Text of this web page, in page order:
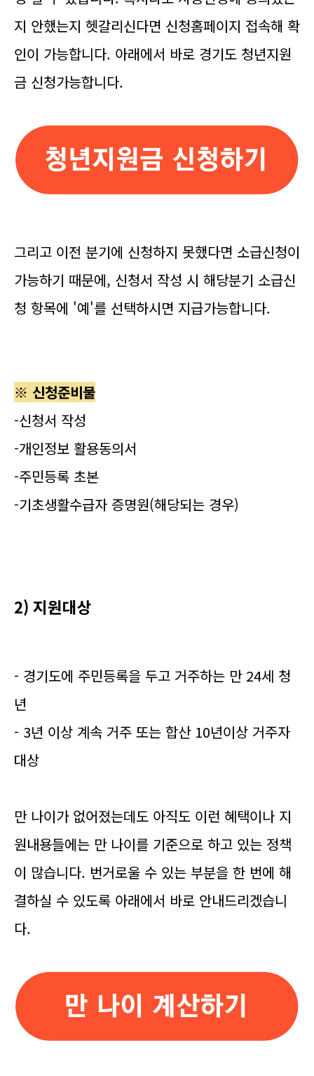
지 안했는지 헷갈리신다면 신청홈페이지 접속해 확
인이 가능합니다. 아래에서 바로 경기도 청년지원
금 신청가능합니다.
그리고 이전 분기에 신청하지 못했다면 소급신청이
가능하기 때문에, 신청서 작성 시 해당분기 소급신
청 항목에 '예'를 선택하시면 지급가능합니다.
※ 신청준비물
-신청서 작성
-개인정보 활용동의서
-주민등록 초본
-기초생활수급자 증명원(해당되는 경우)
2) 지원대상
- 경기도에 주민등록을 두고 거주하는 만 24세 청
년
- 3년 이상 계속 거주 또는 합산 10년이상 거주자
대상
만 나이가 없어졌는데도 아직도 이런 혜택이나 지
원내용들에는 만 나이를 기준으로 하고 있는 정책
이 많습니다. 번거로울 수 있는 부분을 한 번에 해
결하실 수 있도록 아래에서 바로 안내드리겠습니
다.